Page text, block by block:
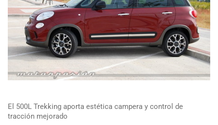
El 500L Trekking aporta estética campera y control de
tracción mejorado